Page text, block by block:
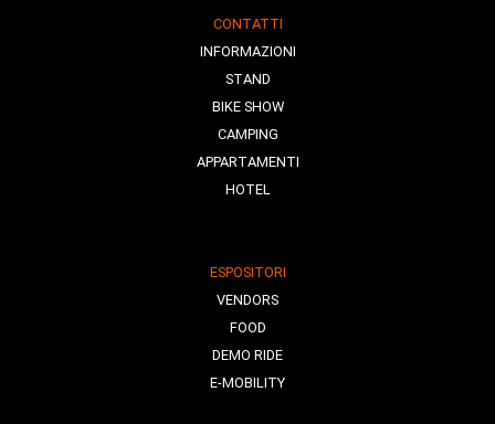
CONTATTI
INFORMAZIONI
STAND
BIKE SHOW
CAMPING
APPARTAMENTI
HOTEL
ESPOSITORI
VENDORS
FOOD
DEMO RIDE
E-MOBILITY